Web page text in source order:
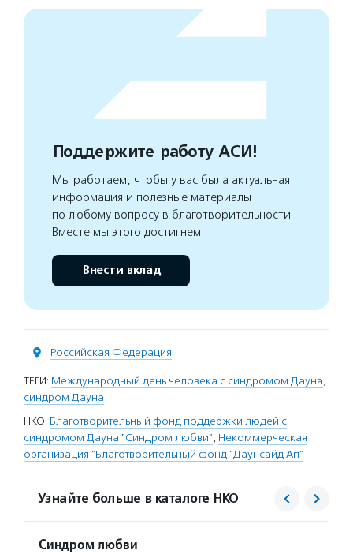
Поддержите работу АСИ!
Мы работаем, чтобы у вас была актуальная
информация и полезные материалы
по любому вопросу в благотворительности.
Вместе мы этого достигнем
Внести вклад
Российская Федерация
ТЕГИ: Международный день человека с синдромом Дауна,
синдром Дауна
НКО: Благотворительный фонд поддержки людей с
синдромом Дауна "Синдром любви", Некоммерческая
организация "Благотворительный фонд "Даунсайд Ап"
Узнайте больше в каталоге НКО
Синдром любви